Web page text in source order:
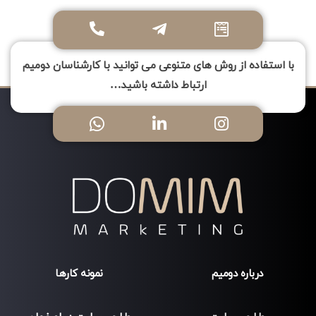
با استفاده از روش های متنوعی می توانید با کارشناسان دومیم
ارتباط داشته باشید…
درباره دومیم نمونه کارها